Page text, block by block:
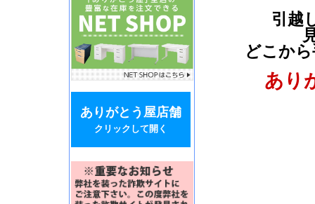
引越
どこか
あり
ありがとう屋店舗
クリックして開く